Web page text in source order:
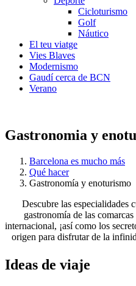
Cicloturismo
Golf
Náutico
El teu viatge
Vies Blaves
Modernismo
Gaudí cerca de BCN
Verano
Gastronomia y
Barcelona es mucho más
Qué hacer
Gastronomía y enoturismo
Descubre las especialidades
gastronomía de las
internacional, ¡así como los
origen para disfrutar de la
Ideas de viaje